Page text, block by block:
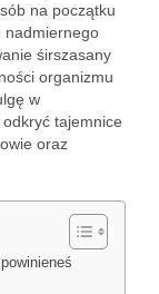
na początku
nadmiernego
śirszasany
organizmu
w
tajemnice
oraz